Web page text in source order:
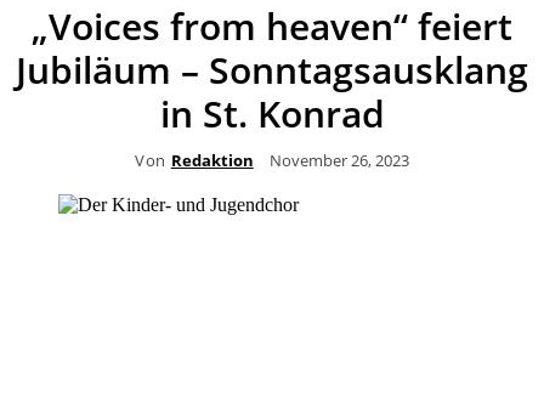
„Voices from heaven“ feiert
Jubiläum – Sonntagsausklang
in St. Konrad
Von Redaktion November 26, 2023